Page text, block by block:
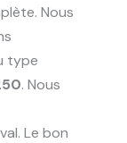
Nous
type
. Nous
Le bon